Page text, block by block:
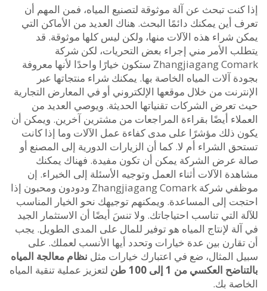
تبحث عن آلة موثوقة لتصنيع المياه، فمن المهم أن
أين يمكنك دائمًا البحث. هناك العديد من الأماكن التي
شراء هذه الآلات منها، ولكن ليس كلها موثوقة. قد
الأمر مني إجراء بعض التحريات، لكن شركة
Zhangjiagang Comark ستكون خيارًا واحدًا لأنها معروفة
آلات المياه الخاصة بها. يمكنك شراء منتجاتها عبر
من خلال موقعها الإلكتروني أو في المعارض التجارية
الشركات تقنياتها الحديثة. ويوصي العديد من
أيضًا بقراءة المراجعات من مشترين آخرين. ويمكن أن
ذلك مؤشرًا على مدى كفاءة عمل الآلات وما إذا كانت
الشراء أم لا. كما أن الزيارات الدورية إلى المصنع أو
عرض الشركة يمكن أن تكون مفيدة. فهناك يمكنك
الآلات أثناء العمل وتوجيه الأسئلة إلى الخبراء. إن
موظفي شركة Zhangjiagang Comark ودودون ومحبون إذا
إلى المساعدة. ويمكنهم توجيهك نحو الخيار المناسب
التي تناسب احتياجاتك. ولا تنسَ أيضًا أن الاستثمار الجيد
لإنتاج المياه هو توفير للمال على المدى الطويل. يجب
بين عدة خيارات وتحدد أيها الأنسب لعملك. على
المثال، ضع في اعتبارك خيارات مثلنظام معالجة المياه
العكسي من 1 إلى 100 طن
لتعزيز عملية تنقية المياه
بك.